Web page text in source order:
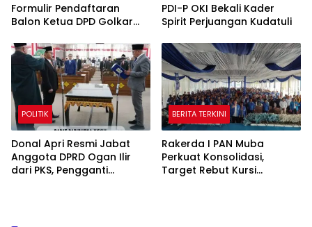
Formulir Pendaftaran
Balon Ketua DPD Golkar
PDI-P OKI Bekali Kader
Spirit Perjuangan Kudatuli
POLITIK
Donal Apri Resmi Jabat
Anggota DPRD Ogan Ilir
dari PKS, Pengganti
BERITA TERKINI
Rakerda I PAN Muba
Perkuat Konsolidasi,
Target Rebut Kursi